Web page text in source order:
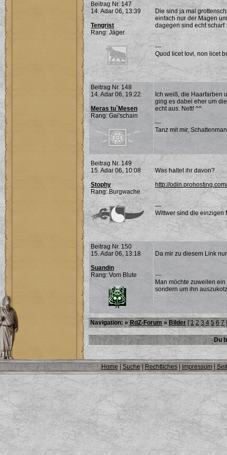
Beitrag Nr. 147
14. Adar 06, 13:39
Tengrist
Rang: Jäger
Die sind ja mal
einfach nur der Magen
dagegen sind echt scharf
---
Quod licet Iovi, non licet
Beitrag Nr. 148
14. Adar 06, 19:22
Meras tu´Mesen
Rang: Gai'schain
Ich weiß, die Haarfarben
ging es dabei eher um
echt aus. Nett! ^^
---
Tanz mit mir,
Beitrag Nr. 149
15. Adar 06, 10:08
Stophy
Rang: Burgwache
Was haltet ihr davon?
http://
---
Wittwer sind die einzigen
Beitrag Nr. 150
15. Adar 06, 13:18
Suandin
Rang: Vom Blute
Da mir zu diesem Link
---
Man möchte zuweilen
sondern um ihn
Navigation: » RdZ-Forum » Bilder [ 1 2 3 4 5 6 7
Du
Home| Suche | Rechtliches| Impressum|